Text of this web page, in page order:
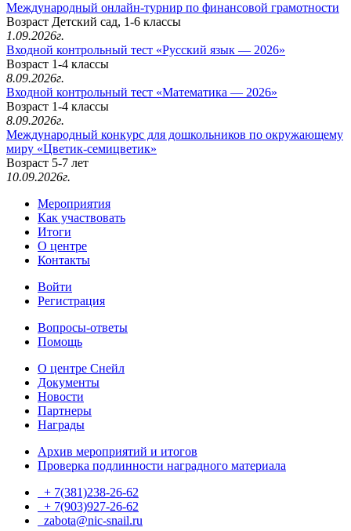
Международный онлайн-турнир по финансовой грамотности
Возраст Детский сад, 1-6 классы
1.09.2026г.
Входной контрольный тест «Русский язык — 2026»
Возраст 1-4 классы
8.09.2026г.
Входной контрольный тест «Математика — 2026»
Возраст 1-4 классы
8.09.2026г.
Международный конкурс для дошкольников по окружающему
миру «Цветик-семицветик»
Возраст 5-7 лет
10.09.2026г.
Мероприятия
Как участвовать
Итоги
О центре
Контакты
Войти
Регистрация
Вопросы-ответы
Помощь
О центре Снейл
Документы
Новости
Партнеры
Награды
Архив мероприятий и итогов
Проверка подлинности наградного материала
+ 7(381)238-26-62
+ 7(903)927-26-62
zabota@nic-snail.ru